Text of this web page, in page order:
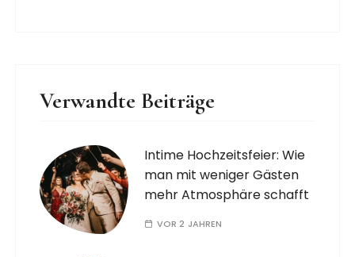
Verwandte Beiträge
Intime Hochzeitsfeier: Wie
man mit weniger Gästen
mehr Atmosphäre schafft
VOR 2 JAHREN